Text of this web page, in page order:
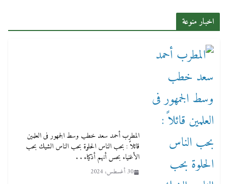
اخبار منوعة
المطرب أحمد سعد خطب وسط الجمهور فى العلمين
قائلاً : بحب الناس الحلوة بحب الناس الشيك بحب
الأغنياء بحس أنهم أذكياء . .
30 أغسطس، 2024